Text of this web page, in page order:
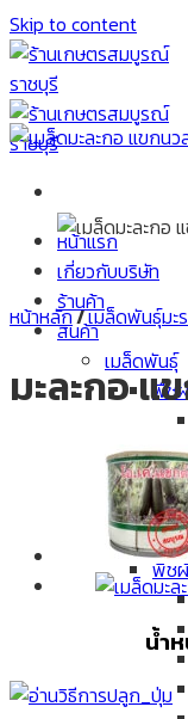
Skip to content
หน้าแรก
เกี่ยวกับบริษัท
ร้านค้า
สินค้า
เมล็ดพันธุ์
พืช
พืช
หน้าหลัก/เมล็ดพันธุ์มะ
มะละกอ แ
น้ำ